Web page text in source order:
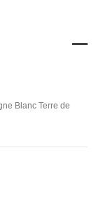
Blanc Terre de